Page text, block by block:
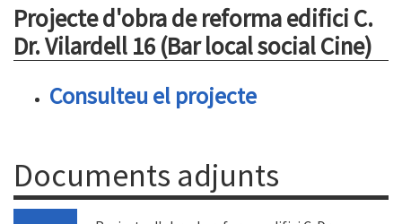
Projecte d'obra de reforma edifici C.
Dr. Vilardell 16 (Bar local social Cine)
Consulteu el projecte
Documents adjunts